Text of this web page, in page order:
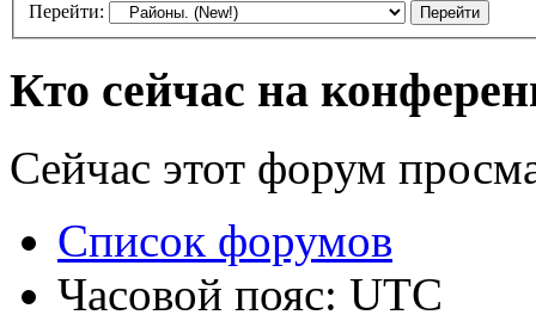
Перейти:
Кто сейчас на
Сейчас этот форум
Список форумов
Часовой пояс: UTC